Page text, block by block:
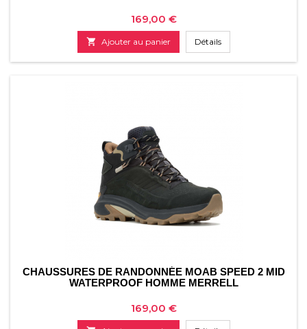
Prix
169,00 €
 Ajouter au panier Détails
CHAUSSURES DE RANDONNÉE MOAB SPEED 2 MID
WATERPROOF HOMME MERRELL
Prix
169,00 €